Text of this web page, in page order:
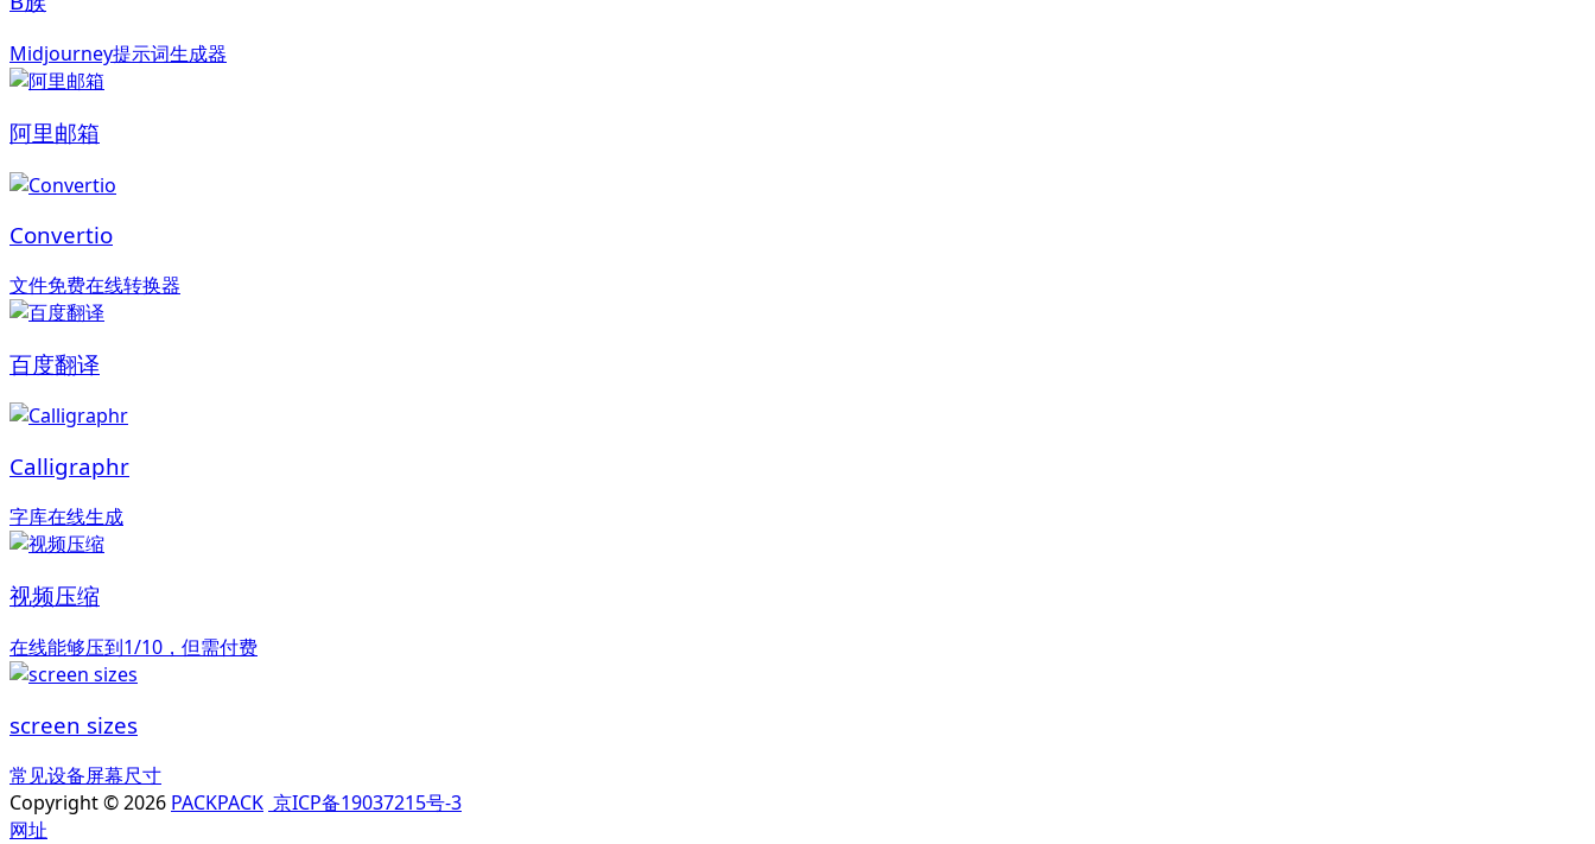
Midjourney提示词生成器
阿里邮箱
Convertio
文件免费在线转换器
百度翻译
Calligraphr
字库在线生成
视频压缩
在线能够压到1/10，但需付费
screen sizes
常见设备屏幕尺寸
Copyright © 2026 PACKPACK 京ICP备19037215号-3
网址